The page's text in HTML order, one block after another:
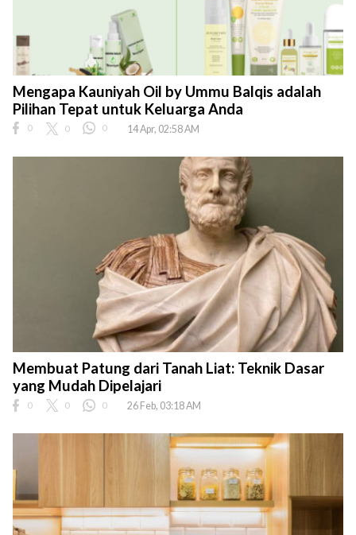
Mengapa Kauniyah Oil by Ummu Balqis adalah
Pilihan Tepat untuk Keluarga Anda
0 0 0 14 Apr, 02:58 AM
Membuat Patung dari Tanah Liat: Teknik Dasar
yang Mudah Dipelajari
0 0 0 26 Feb, 03:18 AM